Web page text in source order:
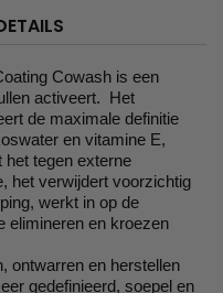
Cowash is een
activeert. Het
de maximale definitie
en vitamine E,
tegen externe
het verwijdert voorzichtig
werkt in op de
elimineren en kroezen
ontwarren en herstellen
gedefinieerd, soepel en